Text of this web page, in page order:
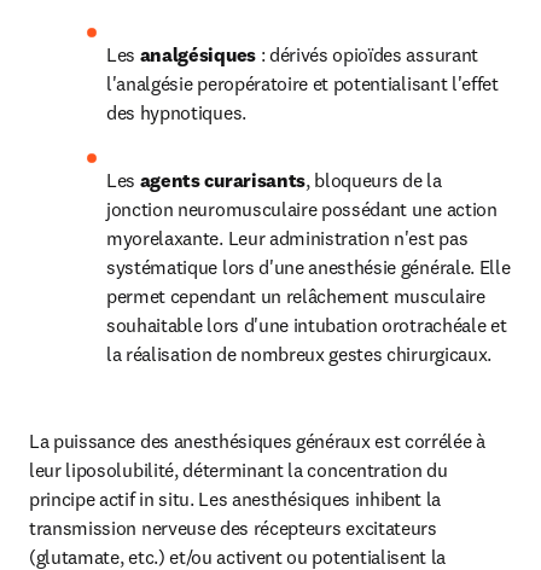
Les analgésiques : dérivés opioïdes assurant
l'analgésie peropératoire et potentialisant l'effet
des hypnotiques.
Les agents curarisants, bloqueurs de la
jonction neuromusculaire possédant une action
myorelaxante. Leur administration n'est pas
systématique lors d'une anesthésie générale. Elle
permet cependant un relâchement musculaire
souhaitable lors d'une intubation orotrachéale et
la réalisation de nombreux gestes chirurgicaux.
La puissance des anesthésiques généraux est corrélée à
leur liposolubilité, déterminant la concentration du
principe actif in situ. Les anesthésiques inhibent la
transmission nerveuse des récepteurs excitateurs
(glutamate, etc.) et/ou activent ou potentialisent la